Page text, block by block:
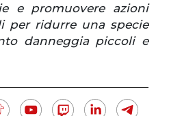
e promuovere azioni
per ridurre una specie
danneggia piccoli e